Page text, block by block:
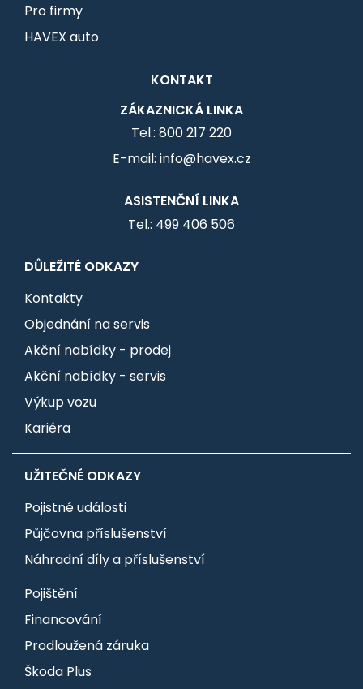
Pro firmy
HAVEX auto
KONTAKT
ZÁKAZNICKÁ LINKA
Tel.: 800 217 220
E-mail: info@havex.cz
ASISTENČNÍ LINKA
Tel.: 499 406 506
DŮLEŽITÉ ODKAZY
Kontakty
Objednání na servis
Akční nabídky - prodej
Akční nabídky - servis
Výkup vozu
Kariéra
UŽITEČNÉ ODKAZY
Pojistné události
Půjčovna příslušenství
Náhradní díly a příslušenství
Pojištění
Financování
Prodloužená záruka
Škoda Plus